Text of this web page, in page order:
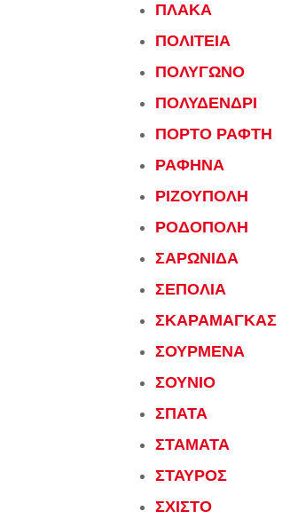
ΠΛΑΚΑ
ΠΟΛΙΤΕΙΑ
ΠΟΛΥΓΩΝΟ
ΠΟΛΥΔΕΝΔΡΙ
ΠΟΡΤΟ ΡΑΦΤΗ
ΡΑΦΗΝΑ
ΡΙΖΟΥΠΟΛΗ
ΡΟΔΟΠΟΛΗ
ΣΑΡΩΝΙΔΑ
ΣΕΠΟΛΙΑ
ΣΚΑΡΑΜΑΓΚΑΣ
ΣΟΥΡΜΕΝΑ
ΣΟΥΝΙΟ
ΣΠΑΤΑ
ΣΤΑΜΑΤΑ
ΣΤΑΥΡΟΣ
ΣΧΙΣΤΟ